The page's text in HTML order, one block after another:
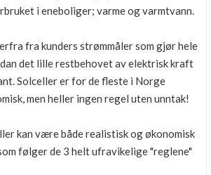
i eneboliger; varme og varmtvann.
fra kunders strømmåler som gjør hele
det lille restbehovet av elektrisk kraft
Solceller er for de fleste i Norge
men heller ingen regel uten unntak!
kan være både realistisk og økonomisk
følger de 3 helt ufravikelige "reglene"